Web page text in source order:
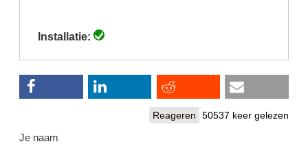
Installatie:
Reageren 50537 keer gelezen
Je naam